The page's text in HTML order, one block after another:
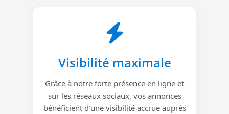
Visibilité maximale
Grâce à notre forte présence en ligne et
sur les réseaux sociaux, vos annonces
bénéficient d’une visibilité accrue auprès